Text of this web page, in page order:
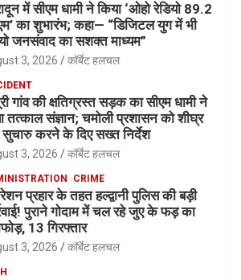
में सीएम धामी ने किया ‘ओहो रेडियो 89.2
का शुभारंभ; कहा— “डिजिटल युग में भी
जनसंवाद का सशक्त माध्यम”
3, 2026 कॉर्बेट हलचल
गांव की क्षतिग्रस्त सड़क का सीएम धामी ने
तत्काल संज्ञान; चमोली प्रशासन को शीघ्र
सुचारु करने के दिए सख्त निर्देश
3, 2026 कॉर्बेट हलचल
CRIME
प्रहार के तहत हल्द्वानी पुलिस की बड़ी
पुराने गोदाम में चल रहे जुए के फड़ का
13 गिरफ्तार
3, 2026 कॉर्बेट हलचल